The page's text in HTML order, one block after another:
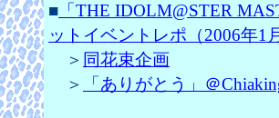
■ 「THE IDOLM@STER
ットイベントレポ（2006年1
＞ 同花束企画
＞
「ありがとう」＠